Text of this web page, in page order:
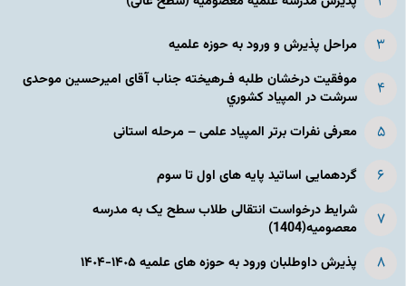
مراحل پذیرش و ورود به حوزه علمیه
موفقیت درخشان طلبه فـرهیخته جناب آقای امیرحسین موحدی
سرشت در المپياد كشوري
معرفی نفرات برتر المپیاد علمی – مرحله استانی
گردهمایی اساتید پایه های اول تا سوم
شرایط درخواست انتقالی طلاب سطح یک به مدرسه
معصومیه(1404)
پذیرش داوطلبان ورود به حوزه های علمیه ١۴٠۵-١۴٠۴